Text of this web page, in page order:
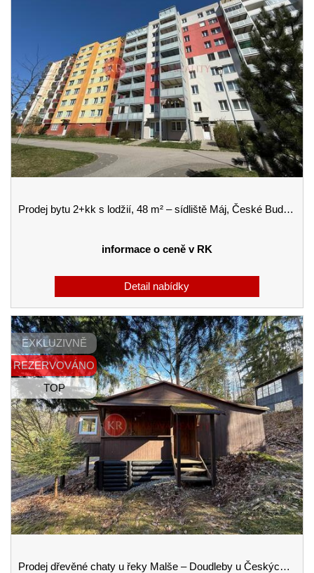
Prodej bytu 2+kk s lodžií, 48 m² – sídliště Máj, České Budějovice
informace o ceně v RK
EXKLUZIVNĚ
REZERVOVÁNO
TOP
Prodej dřevěné chaty u řeky Malše – Doudleby u Českých Budějovic